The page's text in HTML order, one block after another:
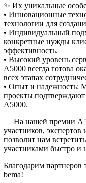
✨ Их уникальные
• Инновационные
технологии для
• Индивидуальный
конкретные нужды
эффективность.
• Высокий уровень
A5000 всегда готова
всех этапах
• Опыт и надежность:
проекты подтверждают
A5000.
🔹 На нашей премии
участников, экспертов
позволит нам
участниками быстро и
Благодарим партнеров
bema!